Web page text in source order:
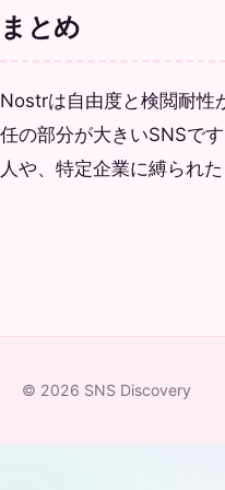
まとめ
Nostrは自由度と検閲耐性
任の部分が大きいSNSで
人や、特定企業に縛られ
© 2026 SNS Discovery